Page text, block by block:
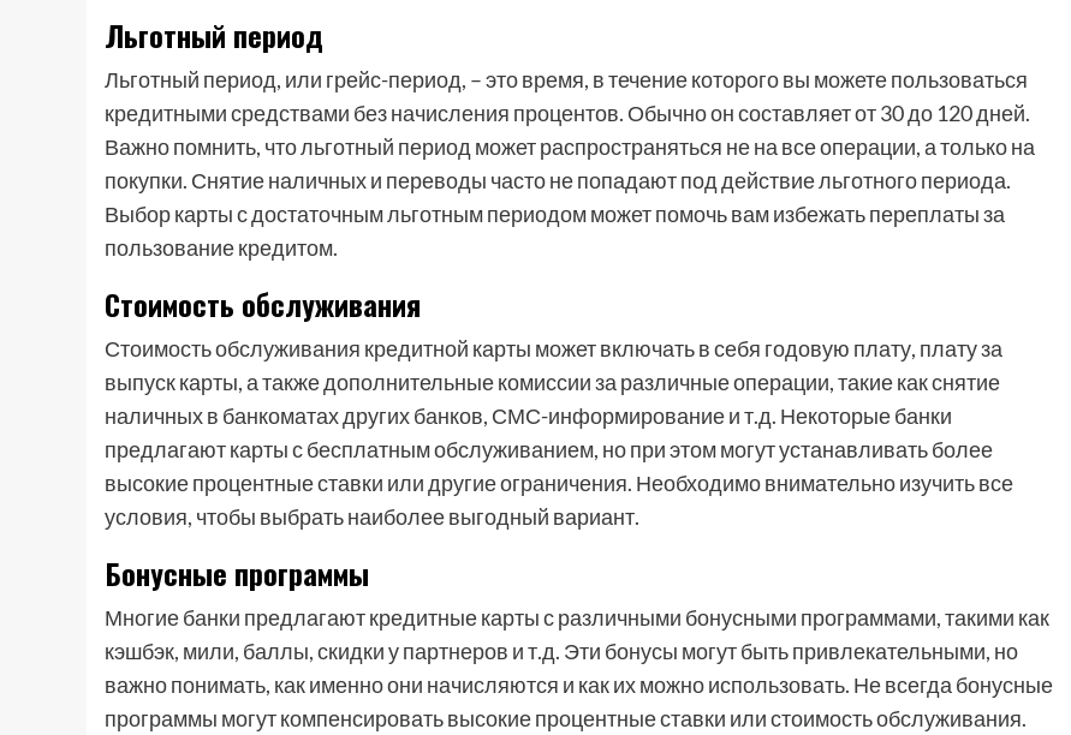
Льготный период
Льготный период, или грейс-период, – это время, в течение которого вы можете пользоваться
кредитными средствами без начисления процентов. Обычно он составляет от 30 до 120 дней.
Важно помнить, что льготный период может распространяться не на все операции, а только на
покупки. Снятие наличных и переводы часто не попадают под действие льготного периода.
Выбор карты с достаточным льготным периодом может помочь вам избежать переплаты за
пользование кредитом.
Стоимость обслуживания
Стоимость обслуживания кредитной карты может включать в себя годовую плату, плату за
выпуск карты, а также дополнительные комиссии за различные операции, такие как снятие
наличных в банкоматах других банков, СМС-информирование и т.д. Некоторые банки
предлагают карты с бесплатным обслуживанием, но при этом могут устанавливать более
высокие процентные ставки или другие ограничения. Необходимо внимательно изучить все
условия, чтобы выбрать наиболее выгодный вариант.
Бонусные программы
Многие банки предлагают кредитные карты с различными бонусными программами, такими как
кэшбэк, мили, баллы, скидки у партнеров и т.д. Эти бонусы могут быть привлекательными, но
важно понимать, как именно они начисляются и как их можно использовать. Не всегда бонусные
программы могут компенсировать высокие процентные ставки или стоимость обслуживания.